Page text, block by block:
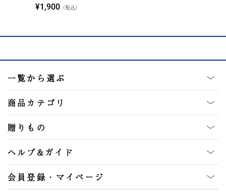
¥1,900 （税込）
一覧から選ぶ
商品カテゴリ
贈りもの
ヘルプ&ガイド
会員登録・マイページ